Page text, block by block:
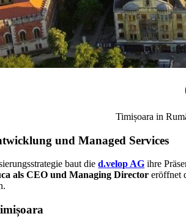
Timișoara in
und Managed Services
baut died.velop AG ihre
als CEO und Managing Director eröffnet